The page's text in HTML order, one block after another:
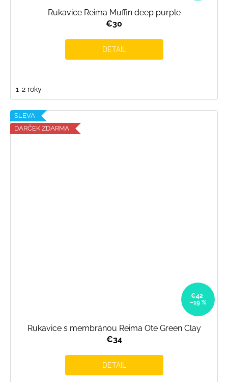
Rukavice Reima Muffin deep purple
€30
DETAIL
1-2 roky
SLEVA
DARČEK ZDARMA
€42
–19 %
Rukavice s membránou Reima Ote Green Clay
€34
DETAIL